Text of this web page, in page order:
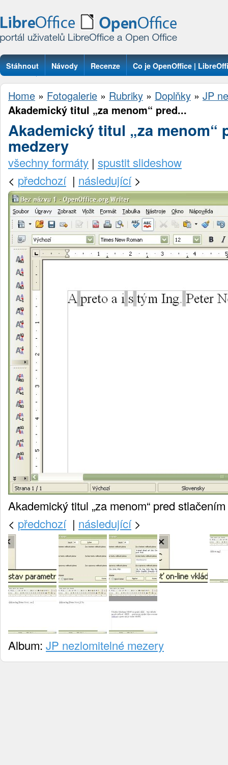
Stáhnout Návody Recenze Co je OpenOffice |
Otázky
Home » Fotogalerie » Rubriky » Doplňky » JP
Akademický titul „za menom“ pred...
Akademický titul „za menom“
medzery
všechny formáty | spustit slideshow
< předchozí| následující>
Akademický titul „za menom“ pred
< předchozí| následující>
Album: JP nezlomitelné mezery